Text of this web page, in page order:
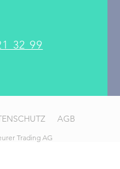
32 99
AGB
Trading AG